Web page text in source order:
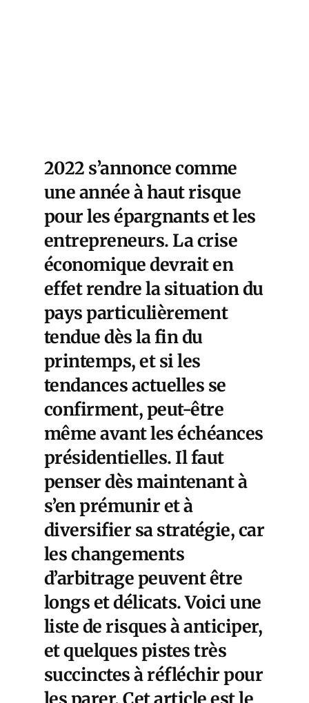
2022 s’annonce comme
une année à haut risque
pour les épargnants et les
entrepreneurs. La crise
économique devrait en
effet rendre la situation du
pays particulièrement
tendue dès la fin du
printemps, et si les
tendances actuelles se
confirment, peut-être
même avant les échéances
présidentielles. Il faut
penser dès maintenant à
s’en prémunir et à
diversifier sa stratégie, car
les changements
d’arbitrage peuvent être
longs et délicats. Voici une
liste de risques à anticiper,
et quelques pistes très
succinctes à réfléchir pour